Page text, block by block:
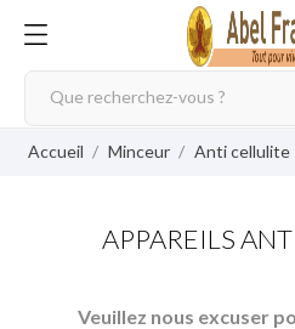
Accueil Minceur Anti cellulite
APPAREILS
Veuillez nous excuser